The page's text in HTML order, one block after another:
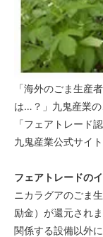
「海外のごま生産
は…？」九鬼産業
「フェアトレード
九鬼産業公式サイ
フェアトレードの
ニカラグアのごま
励金）が還元され
関係する設備以外